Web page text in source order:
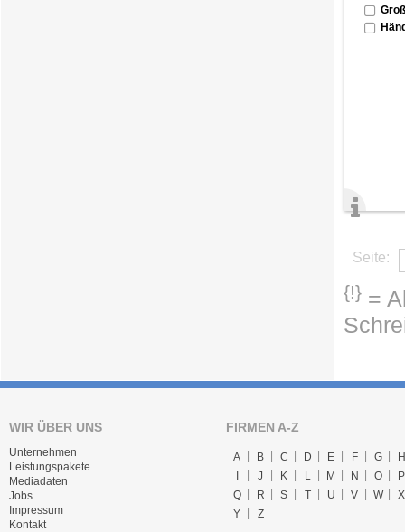
Seite:
{!} =
WIR ÜBER UNS
Unternehmen
Leistungspakete
Mediadaten
Jobs
Impressum
Kontakt
FIRMEN A-Z
A B C D E F G
H
I
J K L M N O
P
Q
R S T U V W
X
Y
Z